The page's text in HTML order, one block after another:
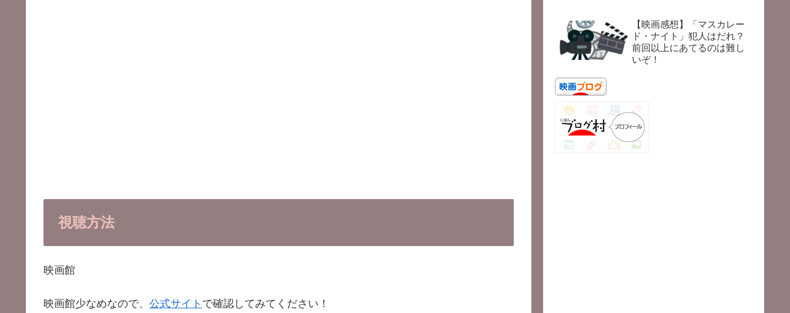
視聴方法
映画館
映画館少なめなので、 公式サイト で確認してみてください！
【映画感想】「マスカレー
ド・ナイト」犯人はだれ？
前回以上にあてるのは難し
いぞ！